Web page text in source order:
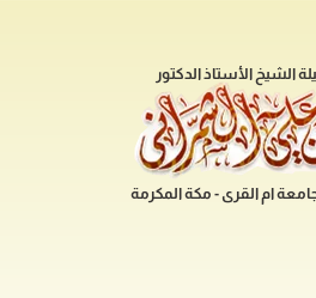
الشيخ الأستاذ الدكتور
ام القرى - مكة المكرمة